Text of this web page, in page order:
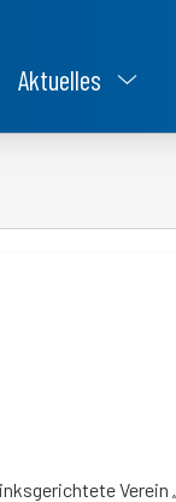
Aktuelles